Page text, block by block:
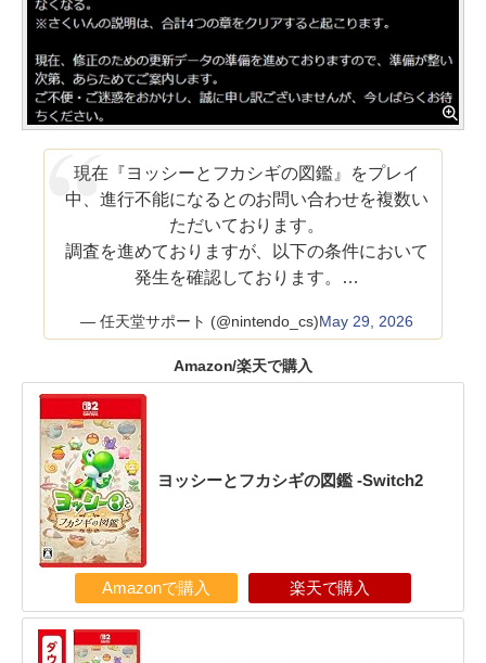
現在『ヨッシーとフカシギの図鑑』をプレイ
中、進行不能になるとのお問い合わせを複数い
ただいております。
調査を進めておりますが、以下の条件において
発生を確認しております。…
— 任天堂サポート (@nintendo_cs)May 29, 2026
Amazon/楽天で購入
ヨッシーとフカシギの図鑑 -Switch2
Amazonで購入 楽天で購入